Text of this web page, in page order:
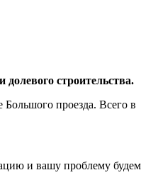
строительства.
проезда. Всего в
и вашу проблему будем